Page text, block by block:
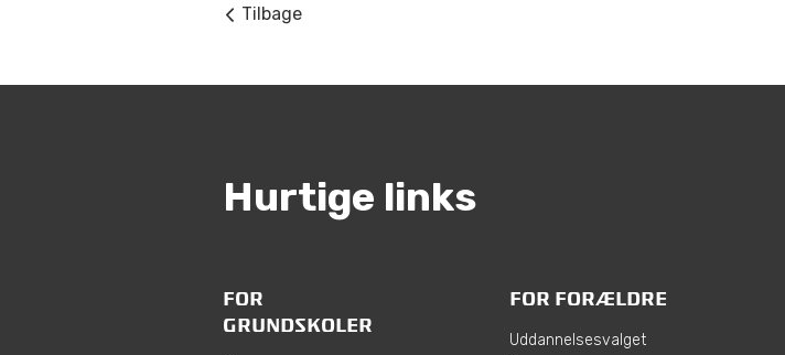
Tilbage
Hurtige links
FOR
GRUNDSKOLER
FOR FORÆLDRE
Uddannelsesvalget